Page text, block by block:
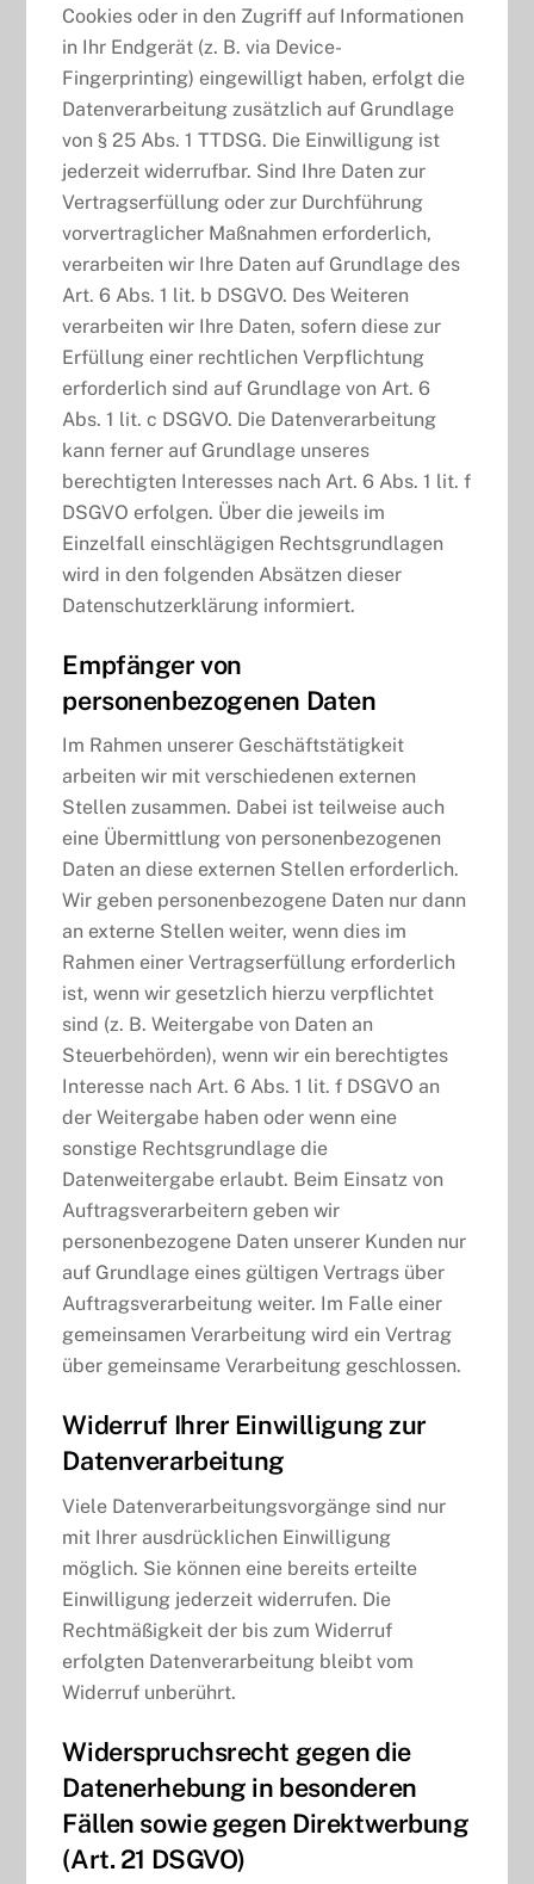
Cookies oder in den Zugriff auf Informationen
in Ihr Endgerät (z. B. via Device-
Fingerprinting) eingewilligt haben, erfolgt die
Datenverarbeitung zusätzlich auf Grundlage
von § 25 Abs. 1 TTDSG. Die Einwilligung ist
jederzeit widerrufbar. Sind Ihre Daten zur
Vertragserfüllung oder zur Durchführung
vorvertraglicher Maßnahmen erforderlich,
verarbeiten wir Ihre Daten auf Grundlage des
Art. 6 Abs. 1 lit. b DSGVO. Des Weiteren
verarbeiten wir Ihre Daten, sofern diese zur
Erfüllung einer rechtlichen Verpflichtung
erforderlich sind auf Grundlage von Art. 6
Abs. 1 lit. c DSGVO. Die Datenverarbeitung
kann ferner auf Grundlage unseres
berechtigten Interesses nach Art. 6 Abs. 1 lit. f
DSGVO erfolgen. Über die jeweils im
Einzelfall einschlägigen Rechtsgrundlagen
wird in den folgenden Absätzen dieser
Datenschutzerklärung informiert.
Empfänger von
personenbezogenen Daten
Im Rahmen unserer Geschäftstätigkeit
arbeiten wir mit verschiedenen externen
Stellen zusammen. Dabei ist teilweise auch
eine Übermittlung von personenbezogenen
Daten an diese externen Stellen erforderlich.
Wir geben personenbezogene Daten nur dann
an externe Stellen weiter, wenn dies im
Rahmen einer Vertragserfüllung erforderlich
ist, wenn wir gesetzlich hierzu verpflichtet
sind (z. B. Weitergabe von Daten an
Steuerbehörden), wenn wir ein berechtigtes
Interesse nach Art. 6 Abs. 1 lit. f DSGVO an
der Weitergabe haben oder wenn eine
sonstige Rechtsgrundlage die
Datenweitergabe erlaubt. Beim Einsatz von
Auftragsverarbeitern geben wir
personenbezogene Daten unserer Kunden nur
auf Grundlage eines gültigen Vertrags über
Auftragsverarbeitung weiter. Im Falle einer
gemeinsamen Verarbeitung wird ein Vertrag
über gemeinsame Verarbeitung geschlossen.
Widerruf Ihrer Einwilligung zur
Datenverarbeitung
Viele Datenverarbeitungsvorgänge sind nur
mit Ihrer ausdrücklichen Einwilligung
möglich. Sie können eine bereits erteilte
Einwilligung jederzeit widerrufen. Die
Rechtmäßigkeit der bis zum Widerruf
erfolgten Datenverarbeitung bleibt vom
Widerruf unberührt.
Widerspruchsrecht gegen die
Datenerhebung in besonderen
Fällen sowie gegen Direktwerbung
(Art. 21 DSGVO)